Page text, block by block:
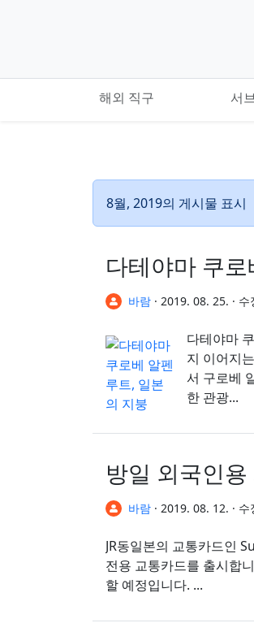
해외 직구 서
8월, 2019의 게시물 표시
다테야마 쿠
바람 · 2019. 08. 25. · 수
다테야마
지 이어지
서 구로베
한 관광...
방일 외국인
바람 · 2019. 08. 12. · 수
JR동일본의 교통카드인
전용 교통카드를 출시합니다. Welcome Suica 2019/09/01부터 JR 동일본 여행 서비스 센
할 예정입니다. ...